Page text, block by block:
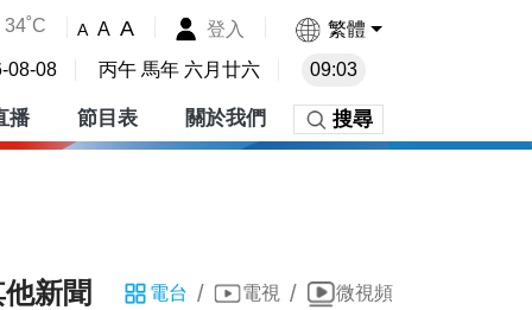
34˚C A A A 登入 繁體
08-08 丙午 馬年 六月廿六 09:03
播 節目表 關於我們 搜尋
新聞 電台 / 電視 / 微視頻